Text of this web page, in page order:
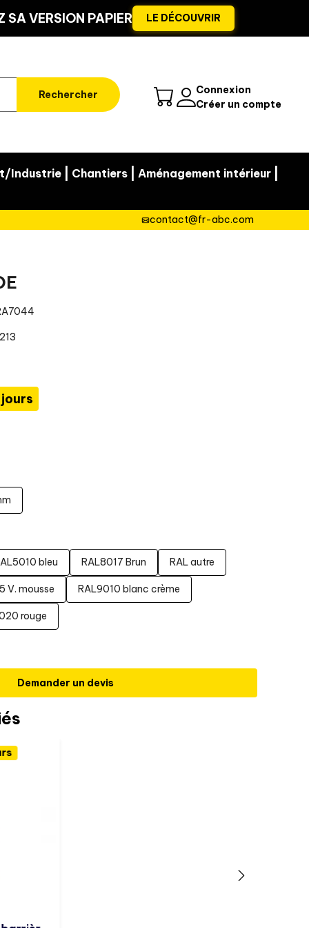
VERSION PAPIER LE DÉCOUVRIR
Rechercher
Connexion
Créer un compte
Industrie Chantiers Aménagement intérieur
contact@fr-abc.com
bleu RAL8017 Brun RAL autre
V. mousse RAL9010 blanc crème
rouge
Demander un devis